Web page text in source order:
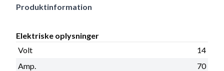
Produktinformation
Elektriske oplysninger
Volt
14
Amp.
70